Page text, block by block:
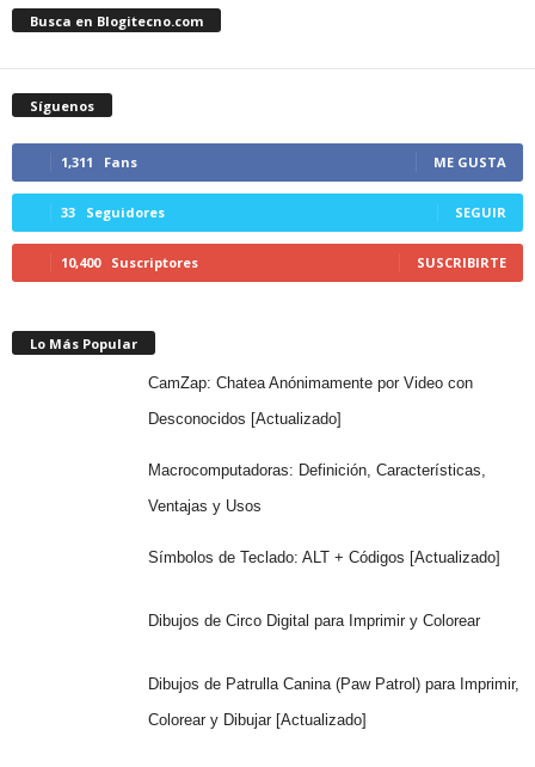
Busca en Blogitecno.com
Síguenos
1,311 Fans ME GUSTA
33 Seguidores SEGUIR
10,400 Suscriptores SUSCRIBIRTE
Lo Más Popular
CamZap: Chatea Anónimamente por Video con
Desconocidos [Actualizado]
Macrocomputadoras: Definición, Características,
Ventajas y Usos
Símbolos de Teclado: ALT + Códigos [Actualizado]
Dibujos de Circo Digital para Imprimir y Colorear
Dibujos de Patrulla Canina (Paw Patrol) para Imprimir,
Colorear y Dibujar [Actualizado]